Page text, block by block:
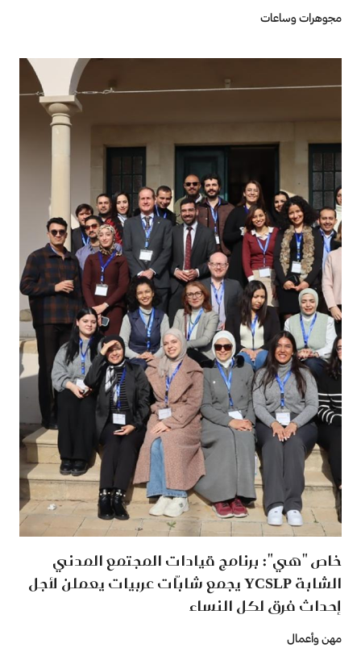
مجوهرات وساعات
خاص "هي": برنامج قيادات المجتمع المدني
الشابة YCSLP يجمع شابّات عربيات يعملن لأجل
إحداث فرق لكل النساء
مهن وأعمال